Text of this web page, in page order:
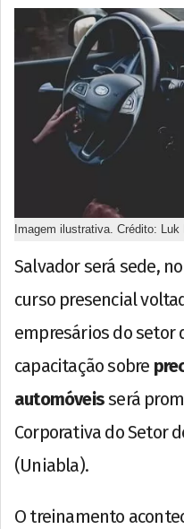
Imagem ilustrativa. Crédito:
Salvador será sede,
curso presencial
empresários do setor
capacitação sobre
automóveisserá
Corporativa do Setor
(Uniabla).
O treinamento